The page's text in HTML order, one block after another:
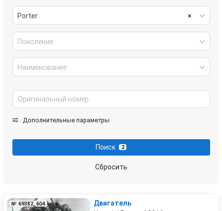
×
Porter
Поколение
Наименование
Дополнительные параметры
Поиск 2
Сбросить
№ 69382_604
Двигатель